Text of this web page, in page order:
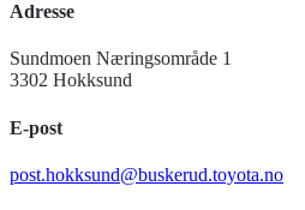
Adresse
Sundmoen Næringsområde 1
3302 Hokksund
E-post
post.hokksund@buskerud.toyota.no